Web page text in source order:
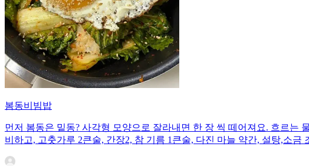
봄동비빔밥
먼저 봄동은 밑동? 사각형 모양으로 잘라내면 한 장 씩 떼어져요. 흐르는
비하고, 고춧가루 2큰술, 간장2, 참 기름 1큰술, 다진 마늘 약간, 설탕,소